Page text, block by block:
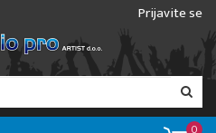
Prijavite se
0